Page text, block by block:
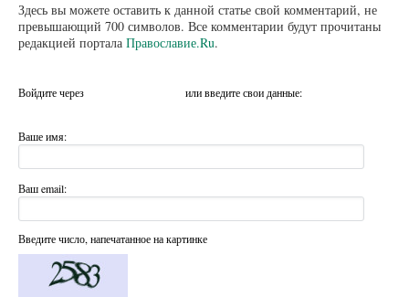
Здесь вы можете оставить к данной статье свой комментарий, не
превышающий 700 символов. Все комментарии будут прочитаны
редакцией портала Православие.Ru.
Войдите через или введите свои данные:
Ваше имя:
Ваш email:
Введите число, напечатанное на картинке